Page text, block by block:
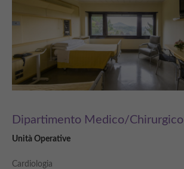
Dipartimento Medico/Chirurgico
Unità Operative
Cardiologia